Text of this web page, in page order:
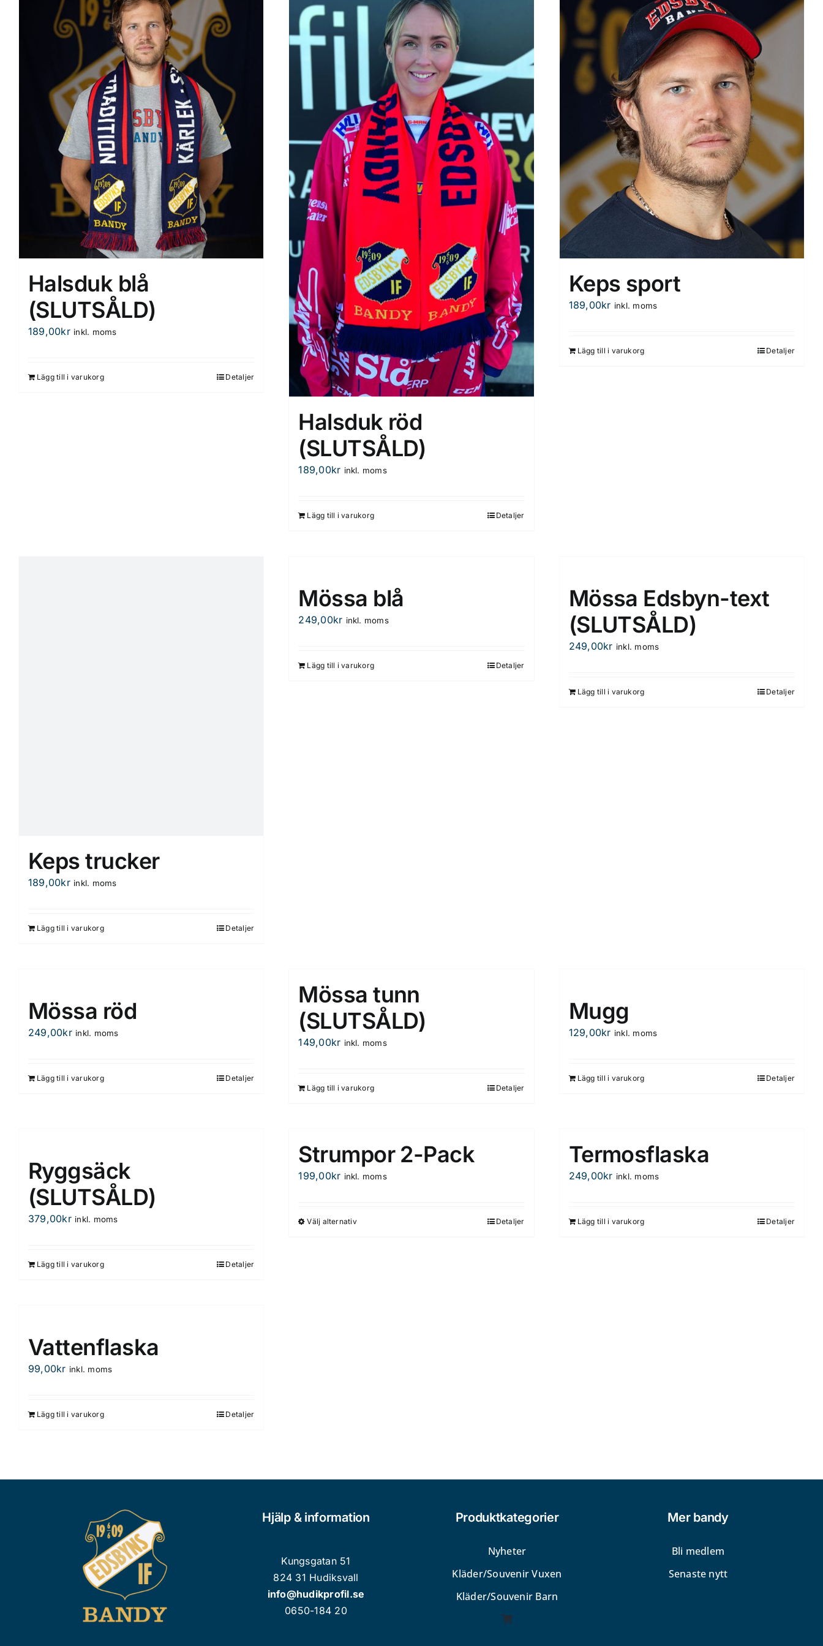
Halsduk blå
(SLUTSÅLD)
189,00kr inkl. moms
Lägg till i varukorg Detaljer
Halsduk röd
(SLUTSÅLD)
189,00kr inkl. moms
Lägg till i varukorg Detaljer
Keps sport
189,00kr inkl. moms
Lägg till i varukorg Detaljer
Keps trucker
189,00kr inkl. moms
Lägg till i varukorg Detaljer
Mössa blå
249,00kr inkl. moms
Lägg till i varukorg Detaljer
Mössa Edsbyn-text
(SLUTSÅLD)
249,00kr inkl. moms
Lägg till i varukorg Detaljer
Mössa röd
249,00kr inkl. moms
Lägg till i varukorg Detaljer
Mössa tunn
(SLUTSÅLD)
149,00kr inkl. moms
Lägg till i varukorg Detaljer
Mugg
129,00kr inkl. moms
Lägg till i varukorg Detaljer
Ryggsäck
(SLUTSÅLD)
379,00kr inkl. moms
Lägg till i varukorg Detaljer
Strumpor 2-Pack
199,00kr inkl. moms
Välj alternativDen
Detaljer
Termosflaska
249,00kr inkl. moms
Lägg till i varukorg Detaljer
Vattenflaska
99,00kr inkl. moms
Lägg till i varukorg Detaljer
Hjälp & information
Kungsgatan 51
824 31 Hudiksvall
info@hudikprofil.se
0650-184 20
Produktkategorier
Nyheter
Kläder/Souvenir Vuxen
Kläder/Souvenir Barn
Mer bandy
Bli medlem
Senaste nytt